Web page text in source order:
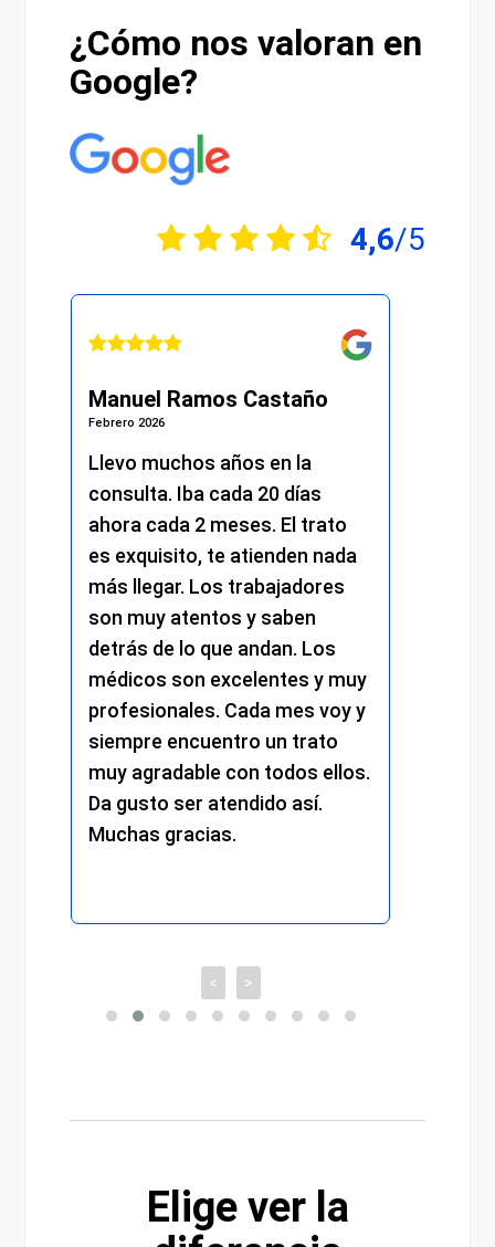
¿Cómo nos valoran en
Google?
4,6/5
Ramos Castaño
muchos años en la
Iba cada 20 días
cada 2 meses. El trato
te atienden nada
Los trabajadores
atentos y saben
de lo que andan. Los
son excelentes y muy
Cada mes voy y
encuentro un trato
con todos ellos.
ser atendido así.
gracias.
Julián Martínez
He recibido una
excelente desde el
momento. Desde la
me atendieron con
amabilidad y
y el resto del
mantuvo el mismo
trato cercano,
respetuoso. Se nota
compromiso y la
cada detalle. Sin
experiencia muy
< >
Elige ver la